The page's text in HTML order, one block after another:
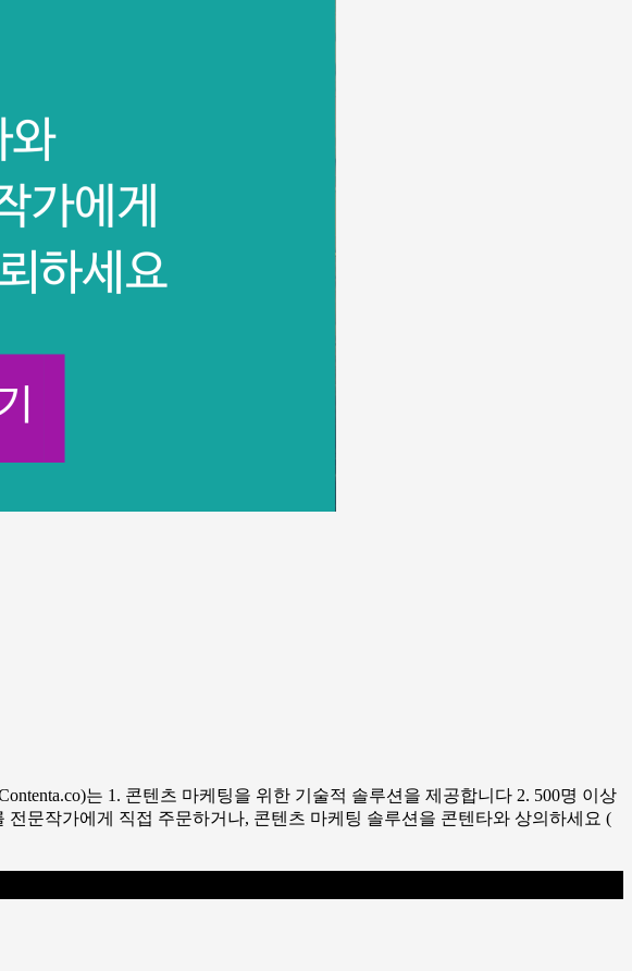
는 1. 콘텐츠 마케팅을 위한 기술적 솔루션을 제공합니다 2. 500명 이상
문작가에게 직접 주문하거나, 콘텐츠 마케팅 솔루션을 콘텐타와 상의하세요 (